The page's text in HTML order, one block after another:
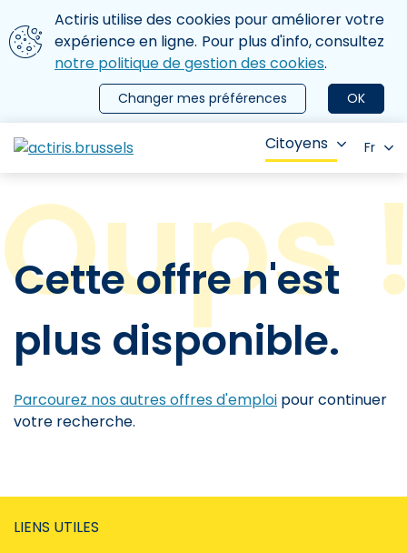
Aller au contenu principal
Nous utilisons des cookies
Actiris utilise des cookies pour améliorer votre
expérience en ligne. Pour plus d'info, consultez
notre politique de gestion des cookies.
OK
Changer mes préférences
le menu
Citoyens Fr
Cette offre n'est
plus disponible.
Parcourez nos autres offres d'emploi pour continuer
votre recherche.
LIENS UTILES